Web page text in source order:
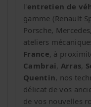
l'entretien de
gamme (Renault
Porsche,
ateliers
France, à
Cambrai, Arras,
Quentin, nos
délicat de vos
de vos nouvelles